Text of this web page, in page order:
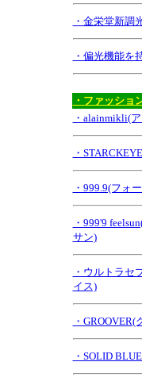
・金栄堂新調
・偏光機能を
・ファッショ
・alainmikli(
・
・999.9(フォ
・999'9
サン)
・ウルトラセ
イス)
・GROOVER(
・SOLID